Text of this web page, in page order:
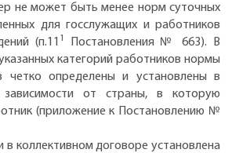
не может быть менее норм суточных
для госслужащих и работников
(п.11 1
Постановления № 663). В
категорий работников нормы
четко определены и установлены в
от страны, в которую
(приложение к Постановлению №
в коллективном договоре установлена